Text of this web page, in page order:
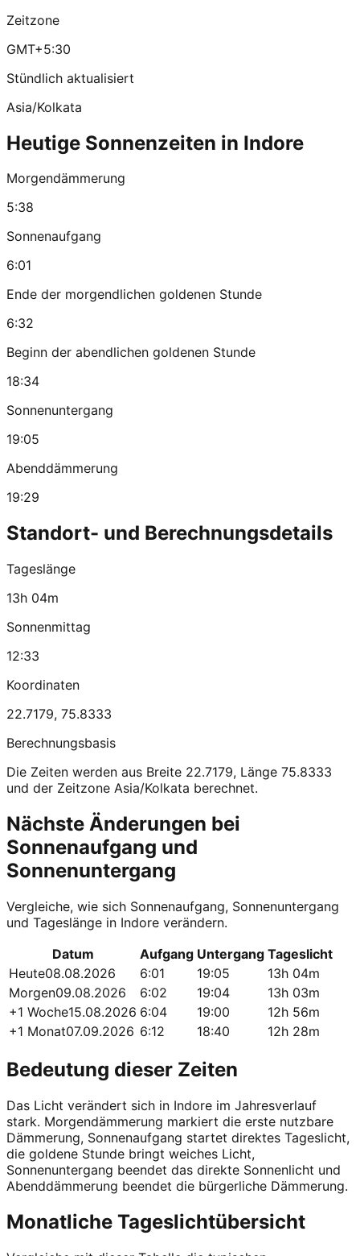
Zeitzone
GMT+5:30
Stündlich aktualisiert
Asia/Kolkata
Heutige Sonnenzeiten in Indore
Morgendämmerung
5:38
Sonnenaufgang
6:01
Ende der morgendlichen goldenen Stunde
6:32
Beginn der abendlichen goldenen Stunde
18:34
Sonnenuntergang
19:05
Abenddämmerung
19:29
Standort- und Berechnungsdetails
Tageslänge
13h 04m
Sonnenmittag
12:33
Koordinaten
22.7179, 75.8333
Berechnungsbasis
Die Zeiten werden aus Breite 22.7179, Länge 75.8333
und der Zeitzone Asia/Kolkata berechnet.
Nächste Änderungen bei
Sonnenaufgang und
Sonnenuntergang
Vergleiche, wie sich Sonnenaufgang, Sonnenuntergang
und Tageslänge in Indore verändern.
Datum
Aufgang Untergang Tageslicht
Heute08.08.2026 6:01 19:05
13h 04m
Morgen09.08.2026 6:02 19:04
13h 03m
+1 Woche15.08.2026 6:04 19:00
12h 56m
+1 Monat07.09.2026 6:12 18:40 12h 28m
Bedeutung dieser Zeiten
Das Licht verändert sich in Indore im Jahresverlauf
stark. Morgendämmerung markiert die erste nutzbare
Dämmerung, Sonnenaufgang startet direktes Tageslicht,
die goldene Stunde bringt weiches Licht,
Sonnenuntergang beendet das direkte Sonnenlicht und
Abenddämmerung beendet die bürgerliche Dämmerung.
Monatliche Tageslichtübersicht